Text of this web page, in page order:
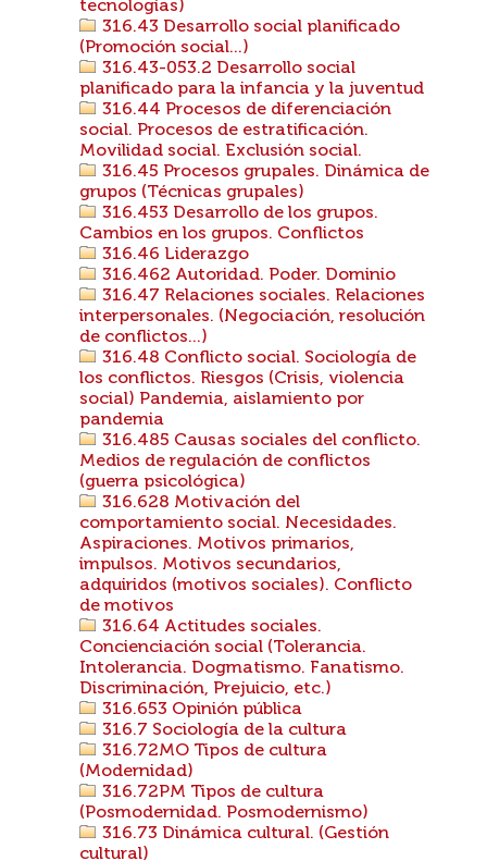
tecnologías)
316.43 Desarrollo social planificado
(Promoción social...)
316.43-053.2 Desarrollo social
planificado para la infancia y la juventud
316.44 Procesos de diferenciación
social. Procesos de estratificación.
Movilidad social. Exclusión social.
316.45 Procesos grupales. Dinámica de
grupos (Técnicas grupales)
316.453 Desarrollo de los grupos.
Cambios en los grupos. Conflictos
316.46 Liderazgo
316.462 Autoridad. Poder. Dominio
316.47 Relaciones sociales. Relaciones
interpersonales. (Negociación, resolución
de conflictos...)
316.48 Conflicto social. Sociología de
los conflictos. Riesgos (Crisis, violencia
social) Pandemia, aislamiento por
pandemia
316.485 Causas sociales del conflicto.
Medios de regulación de conflictos
(guerra psicológica)
316.628 Motivación del
comportamiento social. Necesidades.
Aspiraciones. Motivos primarios,
impulsos. Motivos secundarios,
adquiridos (motivos sociales). Conflicto
de motivos
316.64 Actitudes sociales.
Concienciación social (Tolerancia.
Intolerancia. Dogmatismo. Fanatismo.
Discriminación, Prejuicio, etc.)
316.653 Opinión pública
316.7 Sociología de la cultura
316.72MO Tipos de cultura
(Modernidad)
316.72PM Tipos de cultura
(Posmodernidad. Posmodernismo)
316.73 Dinámica cultural. (Gestión
cultural)